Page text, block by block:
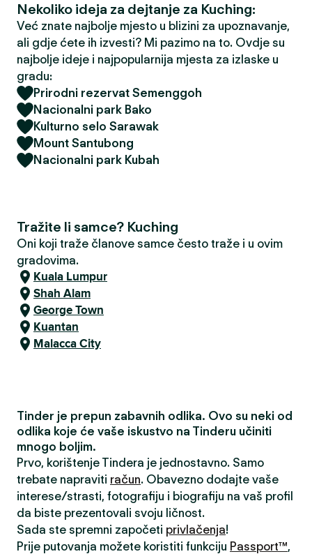
Nekoliko ideja za dejtanje za Kuching:
Već znate najbolje mjesto u blizini za upoznavanje,
ali gdje ćete ih izvesti? Mi pazimo na to. Ovdje su
najbolje ideje i najpopularnija mjesta za izlaske u
gradu:
Prirodni rezervat Semenggoh
Nacionalni park Bako
Kulturno selo Sarawak
Mount Santubong
Nacionalni park Kubah
Tražite li samce? Kuching
Oni koji traže članove samce često traže i u ovim
gradovima.
Kuala Lumpur
Shah Alam
George Town
Kuantan
Malacca City
Tinder je prepun zabavnih odlika. Ovo su neki od
odlika koje će vaše iskustvo na Tinderu učiniti
mnogo boljim.
Prvo, korištenje Tindera je jednostavno. Samo
trebate napraviti račun. Obavezno dodajte vaše
interese/strasti, fotografiju i biografiju na vaš profil
da biste prezentovali svoju ličnost.
Sada ste spremni započeti privlačenja!
Prije putovanja možete koristiti funkciju Passport™,